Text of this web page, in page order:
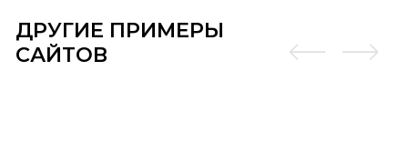
ДРУГИЕ ПРИМЕРЫ
САЙТОВ